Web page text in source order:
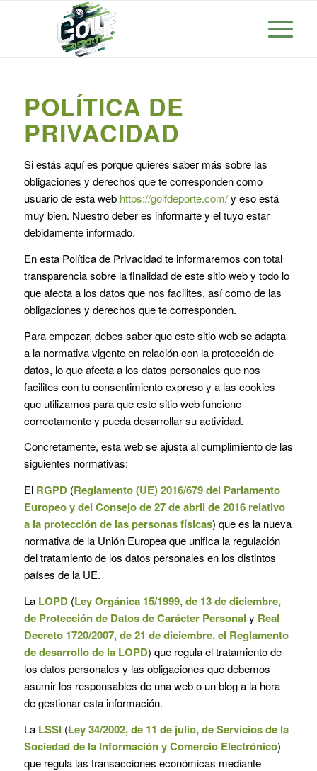
POLÍTICA DE
PRIVACIDAD
Si estás aquí es porque quieres saber más sobre las
obligaciones y derechos que te corresponden como
usuario de esta web https://golfdeporte.com/y eso está
muy bien. Nuestro deber es informarte y el tuyo estar
debidamente informado.
En esta Política de Privacidad te informaremos con total
transparencia sobre la finalidad de este sitio web y todo lo
que afecta a los datos que nos facilites, así como de las
obligaciones y derechos que te corresponden.
Para empezar, debes saber que este sitio web se adapta
a la normativa vigente en relación con la protección de
datos, lo que afecta a los datos personales que nos
facilites con tu consentimiento expreso y a las cookies
que utilizamos para que este sitio web funcione
correctamente y pueda desarrollar su actividad.
Concretamente, esta web se ajusta al cumplimiento de las
siguientes normativas:
El RGPD (Reglamento (UE) 2016/679 del Parlamento
Europeo y del Consejo de 27 de abril de 2016 relativo
a la protección de las personas físicas) que es la nueva
normativa de la Unión Europea que unifica la regulación
del tratamiento de los datos personales en los distintos
países de la UE.
La LOPD(Ley Orgánica 15/1999, de 13 de diciembre,
de Protección de Datos de Carácter Personal y Real
Decreto 1720/2007, de 21 de diciembre, el Reglamento
de desarrollo de la LOPD) que regula el tratamiento de
los datos personales y las obligaciones que debemos
asumir los responsables de una web o un blog a la hora
de gestionar esta información.
La LSSI(Ley 34/2002, de 11 de julio, de Servicios de la
Sociedad de la Información y Comercio Electrónico)
que regula las transacciones económicas mediante